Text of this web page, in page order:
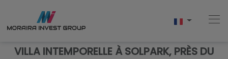
VILLA INTEMPORELLE À SOLPARK, PRÈS DU